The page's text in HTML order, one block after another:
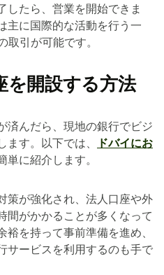
したら、営業を開始できま
主に国際的な活動を行う一
引が可能です。
を開設する方法
済んだら、現地の銀行でビジ
す。以下では、
ドバイにお
単に紹介します。
策が強化され、法人口座や外
間がかかることが多くなって
を持って事前準備を進め、
サービスを利用するのも手で